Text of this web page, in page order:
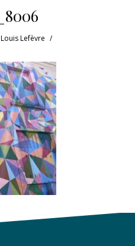
Louis Lefèvre